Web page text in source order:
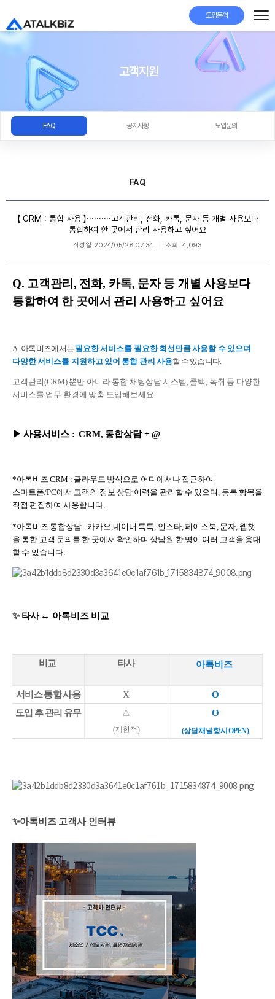
도입문의
고객지원
FAQ 공지사항 도입문의
FAQ
【 CRM : 통합 사용 】··········고객관리, 전화, 카톡, 문자 등 개별 사용보다
통합하여 한 곳에서 관리 사용하고 싶어요
작성일 2024/05/28 07:34 조회 4,093
Q. 고객관리, 전화, 카톡, 문자 등 개별 사용보다
통합하여 한 곳에서 관리 사용하고 싶어요
A. 아톡비즈에서는 필 요한 서비스를 필요한 회선만큼 사용할 수 있으며
다양한 서비스를 지원하고 있어 통합 관리 사용할 수 있습니다.
고객관리(CRM) 뿐만 아니라 통합 채팅상담 시스템, 콜백, 녹취 등 다양한
서비스를 업무 환경에 맞춤 도입해보세요.
▶사용서비스 : CRM, 통합상담 + @
*아톡비즈 CRM : 클라우드 방식으로 어디에서나 접근하여
스마트폰/PC에서 고객의 정보 상담 이력을 관리할 수 있으며, 등록 항목을
직접 편집하여 사용합니다.
*아톡비즈 통합상담 : 카카오,네이버 톡톡, 인스타, 페이스북, 문자, 웹챗
을 통한 고객 문의를 한 곳에서 확인하며 상담원 한 명이 여러 고객을 응대
할 수 있습니다.
✨타사 ↔ 아톡비즈 비교
비교 타사 아톡비즈
서비스 통합 사용 X
O
도입 후 관리 유무
△
(제한적)
O
(상담 채널 항시 OPEN)
✨아톡비즈 고객사 인터뷰